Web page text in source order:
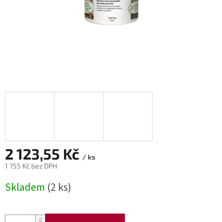
2 123,55 Kč / ks
1 755 Kč bez DPH
cena:
Skladem (2 ks)